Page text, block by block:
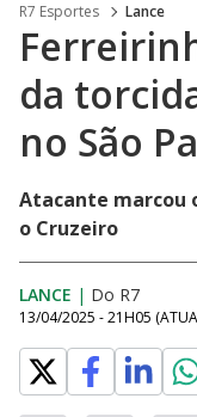
R7 Esportes Lance
da
no São
Atacante marcou
o Cruzeiro
LANCE | Do R7
13/04/2025 - 21H05